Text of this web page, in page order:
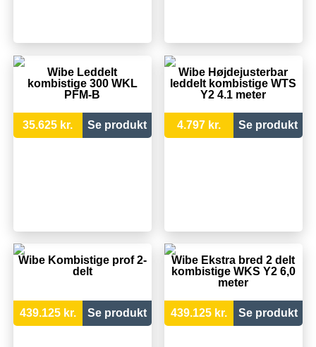
Wibe Leddelt
kombistige 300 WKL
PFM-B
35.625 kr. Se produkt
Wibe Højdejusterbar
leddelt kombistige WTS
Y2 4.1 meter
4.797 kr. Se produkt
Wibe Kombistige prof 2-
delt
439.125 kr. Se produkt
Wibe Ekstra bred 2 delt
kombistige WKS Y2 6,0
meter
439.125 kr. Se produkt